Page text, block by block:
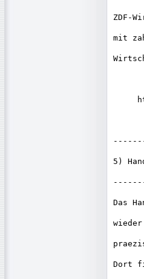
ZDF-
mit
5)
Das
Dort